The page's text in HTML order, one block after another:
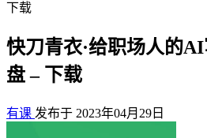
下载
快刀青衣·给职场人的
盘 – 下载
有课 发布于 2023年04月29日